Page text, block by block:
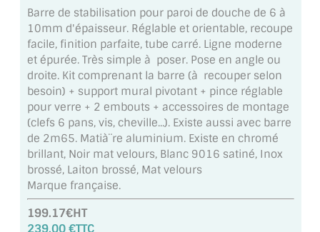
MIROIR SUR MESURE
MIROIR VIEILLI
MIROIR DÉCORATIF DE COULEUR
LOTS DE MIROIRS EN MOZAÏQUE
MIROIR POUR PORTE
MIROIR DE SALLE DE BAIN
MIROIR PAROI DE DOUCHE
Barre de stabilisation pour paroi de douche de 6 à
10mm d'épaisseur. Réglable et orientable, recoupe
facile, finition parfaite, tube carré. Ligne moderne
et épurée. Très simple à poser. Pose en angle ou
droite. Kit comprenant la barre (à recouper selon
besoin) + support mural pivotant + pince réglable
pour verre + 2 embouts + accessoires de montage
(clefs 6 pans, vis, cheville...). Existe aussi avec barre
de 2m65. Matià¨re aluminium. Existe en chromé
brillant, Noir mat velours, Blanc 9016 satiné, Inox
brossé, Laiton brossé, Mat velours
Marque française.
199.17€HT
239.00 €TTC